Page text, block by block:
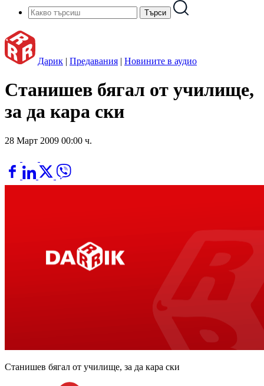
Дарик | Предавания | Новините в аудио
Станишев бягал от училище,
за да кара ски
28 Март 2009 00:00 ч.
Станишев бягал от училище, за да кара ски